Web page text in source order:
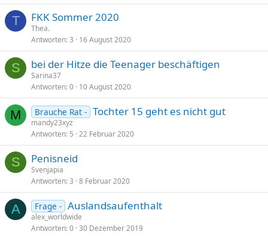
T FKK Sommer 2020
Thea.
Antworten 3 16 August 2020
S bei der Hitze die Teenager beschäftigen
Sarina37
Antworten 0 10 August 2020
M Brauche Rat - Tochter 15 geht es nicht gut
mandy23xyz
Antworten 5 22 Februar 2020
S Penisneid
Svenjapia
Antworten 3 8 Februar 2020
A Frage - Auslandsaufenthalt
alex_worldwide
Antworten 0 30 Dezember 2019